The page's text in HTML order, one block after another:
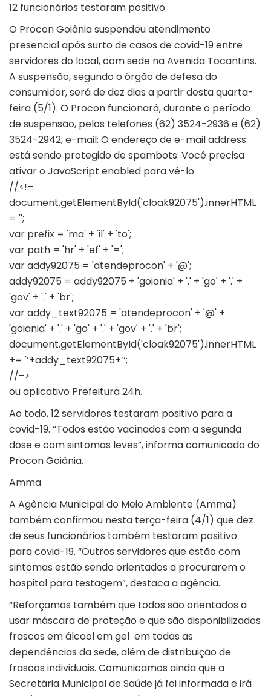
12 funcionários testaram positivo
O Procon Goiânia suspendeu atendimento
presencial após surto de casos de covid-19 entre
servidores do local, com sede na Avenida Tocantins.
A suspensão, segundo o órgão de defesa do
consumidor, será de dez dias a partir desta quarta-
feira (5/1). O Procon funcionará, durante o período
de suspensão, pelos telefones (62) 3524-2936 e (62)
3524-2942, e-mail: O endereço de e-mail address
está sendo protegido de spambots. Você precisa
ativar o JavaScript enabled para vê-lo.
//<!–
document.getElementById('cloak92075').innerHTML
= '';
var prefix = 'ma' + 'il' + 'to';
var path = 'hr' + 'ef' + '=';
var addy92075 = 'atendeprocon' + '@';
addy92075 = addy92075 + 'goiania' + '.' + 'go' + '.' +
'gov' + '.' + 'br';
var addy_text92075 = 'atendeprocon' + '@' +
'goiania' + '.' + 'go' + '.' + 'gov' + '.' + 'br';
document.getElementById('cloak92075').innerHTML
+= '‘+addy_text92075+’‘;
//–>
ou aplicativo Prefeitura 24h.
Ao todo, 12 servidores testaram positivo para a
covid-19. “Todos estão vacinados com a segunda
dose e com sintomas leves”, informa comunicado do
Procon Goiânia.
Amma
A Agência Municipal do Meio Ambiente (Amma)
também confirmou nesta terça-feira (4/1) que dez
de seus funcionários também testaram positivo
para covid-19. “Outros servidores que estão com
sintomas estão sendo orientados a procurarem o
hospital para testagem”, destaca a agência.
“Reforçamos também que todos são orientados a
usar máscara de proteção e que são disponibilizados
frascos em álcool em gel em todas as
dependências da sede, além de distribuição de
frascos individuais. Comunicamos ainda que a
Secretária Municipal de Saúde já foi informada e irá